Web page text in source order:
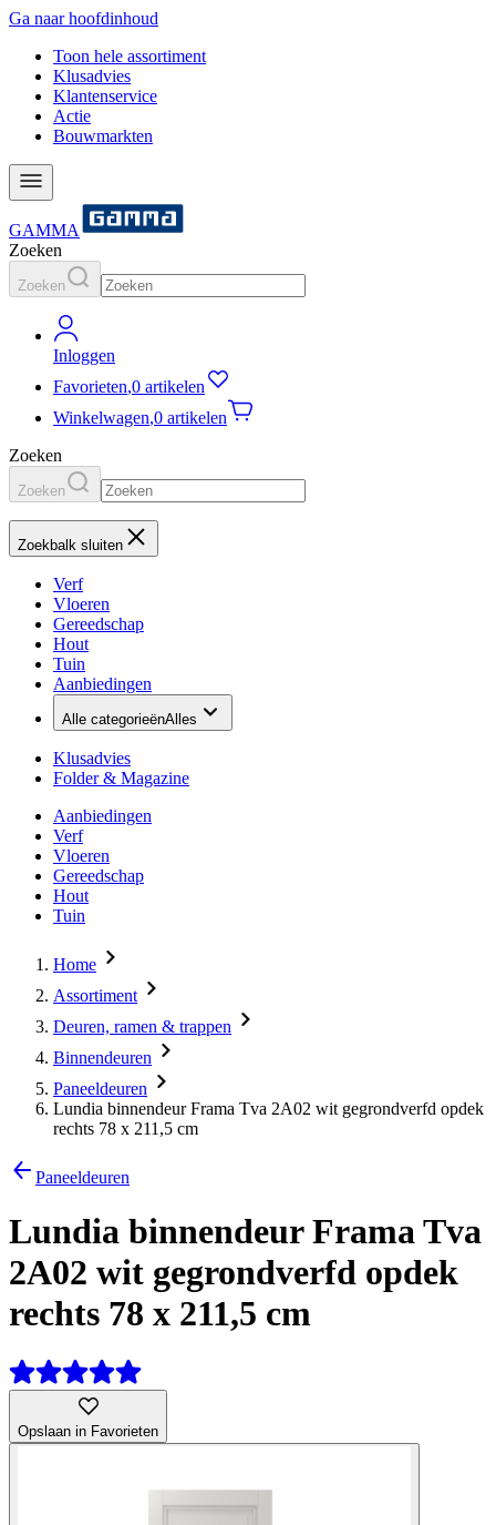
Ga naar hoofdinhoud
Toon hele assortiment
Klusadvies
Klantenservice
Actie
Bouwmarkten
GAMMA
Zoeken
Zoeken
Inloggen
Favorieten,0 artikelen
Winkelwagen,0 artikelen
Zoeken
Zoeken
Zoekbalk sluiten
Verf
Vloeren
Gereedschap
Hout
Tuin
Aanbiedingen
Alle categorieënAlles
Klusadvies
Folder & Magazine
Aanbiedingen
Verf
Vloeren
Gereedschap
Hout
Tuin
Home
Assortiment
Deuren, ramen & trappen
Binnendeuren
Paneeldeuren
Lundia binnendeur Frama Tva 2A02 wit gegrondverfd opdek
rechts 78 x 211,5 cm
Paneeldeuren
Lundia binnendeur Frama Tva
2A02 wit gegrondverfd opdek
rechts 78 x 211,5 cm
Opslaan in Favorieten